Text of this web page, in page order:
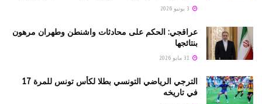
عراقجي: الحكم على محادثات واشنطن وطهران مرهون
بنتائجها
الترجي الرياضي التونسي بطلا لكأس تونس للمرة 17
في تاريخه